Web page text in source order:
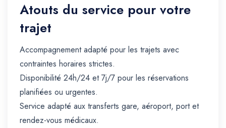
Atouts du service pour votre
trajet
Accompagnement adapté pour les trajets avec
contraintes horaires strictes.
Disponibilité 24h/24 et 7j/7 pour les réservations
planifiées ou urgentes.
Service adapté aux transferts gare, aéroport, port et
rendez-vous médicaux.